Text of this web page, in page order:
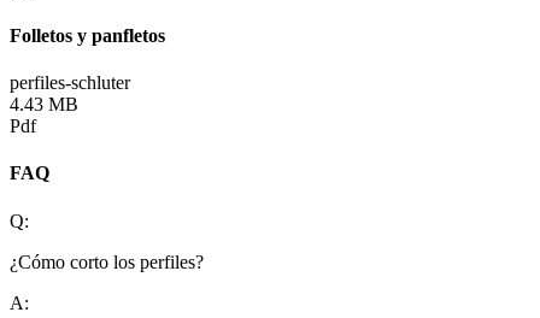
Folletos y panfletos
perfiles-schluter
4.43 MB
Pdf
FAQ
Q:
¿Cómo corto los perfiles?
A: